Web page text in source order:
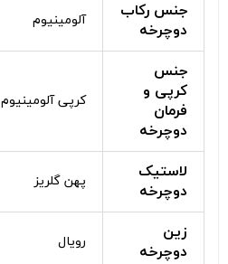
جنس رکاب
دوچرخه
آلومینیوم
جنس
کرپی و
فرمان
دوچرخه
کرپی آلومینیوم
لاستیک
دوچرخه
پهن گلریز
زین
دوچرخه
رویال